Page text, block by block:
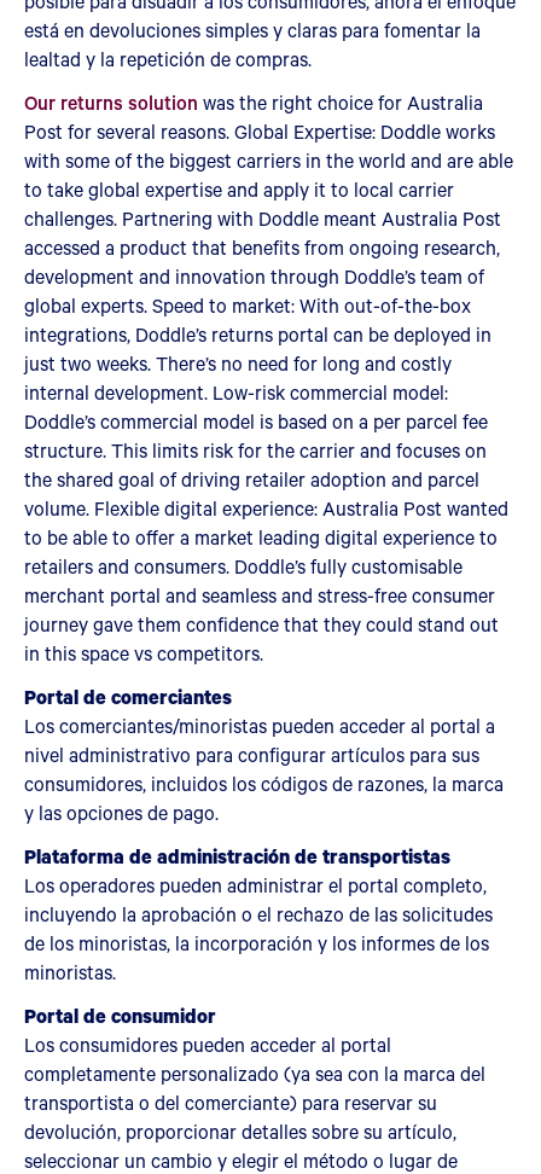
está en devoluciones simples y claras para fomentar la
lealtad y la repetición de compras.
Our returns solution was the right choice for Australia
Post for several reasons. Global Expertise: Doddle works
with some of the biggest carriers in the world and are able
to take global expertise and apply it to local carrier
challenges. Partnering with Doddle meant Australia Post
accessed a product that benefits from ongoing research,
development and innovation through Doddle’s team of
global experts. Speed to market: With out-of-the-box
integrations, Doddle’s returns portal can be deployed in
just two weeks. There’s no need for long and costly
internal development. Low-risk commercial model:
Doddle’s commercial model is based on a per parcel fee
structure. This limits risk for the carrier and focuses on
the shared goal of driving retailer adoption and parcel
volume. Flexible digital experience: Australia Post wanted
to be able to offer a market leading digital experience to
retailers and consumers. Doddle’s fully customisable
merchant portal and seamless and stress-free consumer
journey gave them confidence that they could stand out
in this space vs competitors.
Portal de comerciantes
Los comerciantes/minoristas pueden acceder al portal a
nivel administrativo para configurar artículos para sus
consumidores, incluidos los códigos de razones, la marca
y las opciones de pago.
Plataforma de administración de transportistas
Los operadores pueden administrar el portal completo,
incluyendo la aprobación o el rechazo de las solicitudes
de los minoristas, la incorporación y los informes de los
minoristas.
Portal de consumidor
Los consumidores pueden acceder al portal
completamente personalizado (ya sea con la marca del
transportista o del comerciante) para reservar su
devolución, proporcionar detalles sobre su artículo,
seleccionar un cambio y elegir el método o lugar de